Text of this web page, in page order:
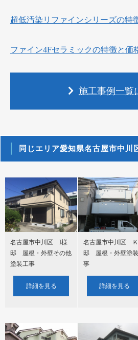
超低汚染リファインシリーズの特
ファイン4Fセラミックの特徴と価
施工事例一覧
同じエリア愛知県名古屋市中川
名古屋市中川区 I様
邸 屋根・外壁その他
塗装工事
詳細を見る
名古屋市中川区
邸 屋根・外壁塗
事
詳細を見る